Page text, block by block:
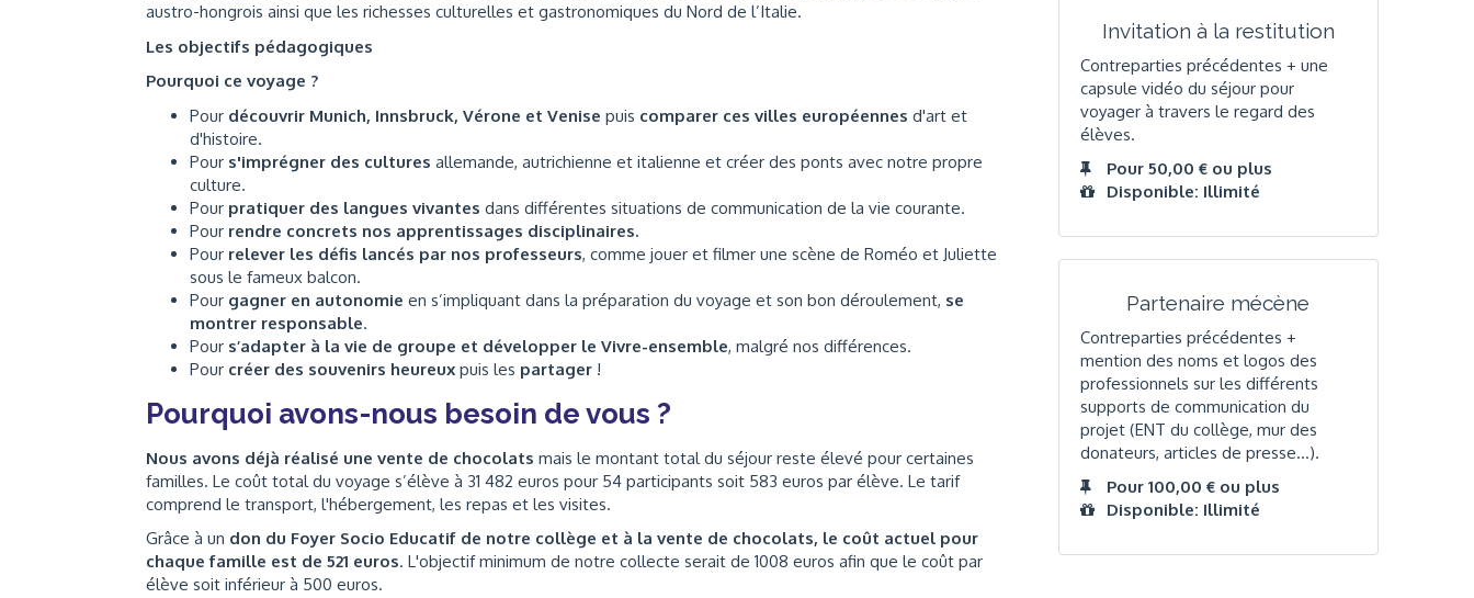
austro-hongrois ainsi que les richesses culturelles et gastronomiques du Nord de l’Italie.
Les objectifs pédagogiques
Pourquoi ce voyage ?
Pour découvrir Munich, Innsbruck, Vérone et Venise puis comparer ces villes européennes d'art et
d'histoire.
Pour s'imprégner des cultures allemande, autrichienne et italienne et créer des ponts avec notre propre
culture.
Pour pratiquer des langues vivantes dans différentes situations de communication de la vie courante.
Pour rendre concrets nos apprentissages disciplinaires.
Pour relever les défis lancés par nos professeurs, comme jouer et filmer une scène de Roméo et Juliette
sous le fameux balcon.
Pour gagner en autonomie en s’impliquant dans la préparation du voyage et son bon déroulement, se
montrer responsable.
Pour s’adapter à la vie de groupe et développer le Vivre-ensemble, malgré nos différences.
Pour créer des souvenirs heureux puis les partager !
Pourquoi avons-nous besoin de vous ?
Nous avons déjà réalisé une vente de chocolats mais le montant total du séjour reste élevé pour certaines
familles. Le coût total du voyage s’élève à 31 482 euros pour 54 participants soit 583 euros par élève. Le tarif
comprend le transport, l'hébergement, les repas et les visites.
Grâce à un don du Foyer Socio Educatif de notre collège et à la vente de chocolats, le coût actuel pour
chaque famille est de 521 euros. L'objectif minimum de notre collecte serait de 1008 euros afin que le coût par
élève soit inférieur à 500 euros.
Invitation à la restitution
Contreparties précédentes + une
capsule vidéo du séjour pour
voyager à travers le regard des
élèves.
Pour 50,00 € ou plus
Disponible: Illimité
Partenaire mécène
Contreparties précédentes +
mention des noms et logos des
professionnels sur les différents
supports de communication du
projet (ENT du collège, mur des
donateurs, articles de presse…).
Pour 100,00 € ou plus
Disponible: Illimité